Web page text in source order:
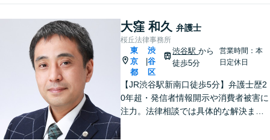
大窪 和久 弁護士
桜丘法律事務所
東
京
都
渋
谷
区
渋谷駅から
徒歩5分
営業時間：本
日定休日
【JR渋谷駅新南口徒歩5分】弁護士歴2
0年超・発信者情報開示や消費者被害に
注力。法律相談では具体的な解決まで